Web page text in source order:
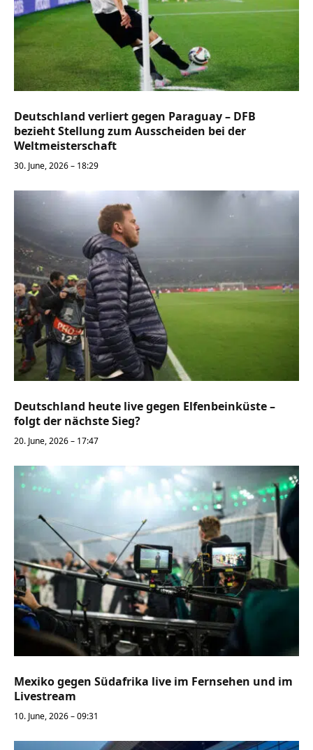
Deutschland verliert gegen Paraguay – DFB
bezieht Stellung zum Ausscheiden bei der
Weltmeisterschaft
30. June, 2026 – 18:29
Deutschland heute live gegen Elfenbeinküste –
folgt der nächste Sieg?
20. June, 2026 – 17:47
Mexiko gegen Südafrika live im Fernsehen und im
Livestream
10. June, 2026 – 09:31